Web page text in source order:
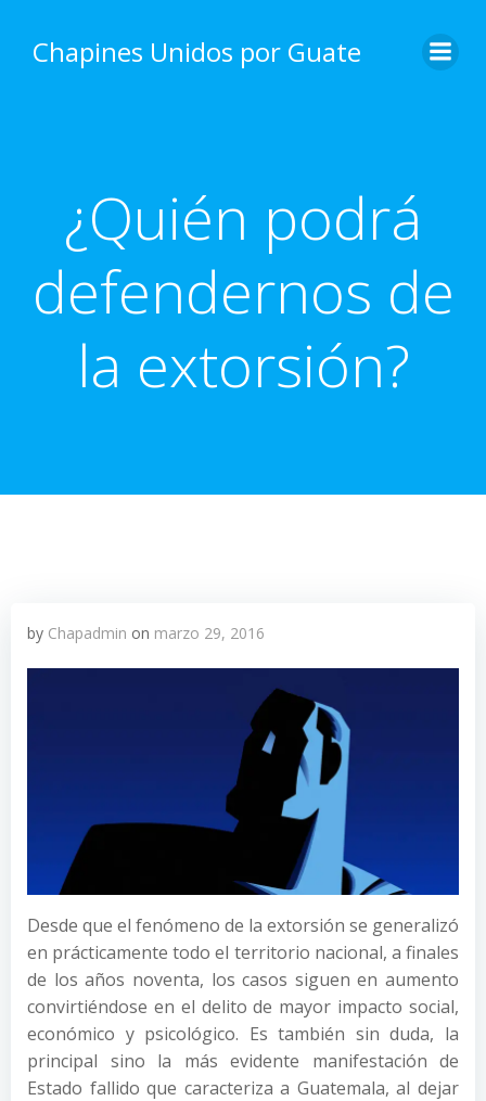
content
Chapines Unidos por Guate
¿Quién podrá
defendernos de
la extorsión?
by Chapadmin on marzo 29, 2016
Desde que el fenómeno de la extorsión se generalizó
en prácticamente todo el territorio nacional, a finales
de los años noventa, los casos siguen en aumento
convirtiéndose en el delito de mayor impacto social,
económico y psicológico. Es también sin duda, la
principal sino la más evidente manifestación de
Estado fallido que caracteriza a Guatemala, al dejar